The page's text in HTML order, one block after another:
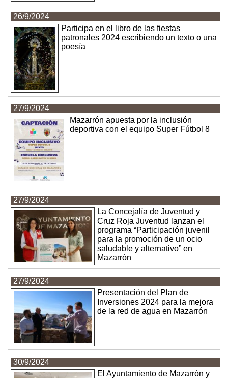
26/9/2024
Participa en el libro de las fiestas
patronales 2024 escribiendo un texto o una
poesía
27/9/2024
Mazarrón apuesta por la inclusión
deportiva con el equipo Super Fútbol 8
27/9/2024
La Concejalía de Juventud y
Cruz Roja Juventud lanzan el
programa “Participación juvenil
para la promoción de un ocio
saludable y alternativo” en
Mazarrón
27/9/2024
Presentación del Plan de
Inversiones 2024 para la mejora
de la red de agua en Mazarrón
30/9/2024
El Ayuntamiento de Mazarrón y